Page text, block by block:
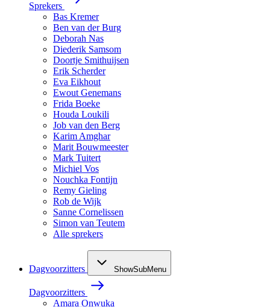
Sprekers
Bas Kremer
Ben van der Burg
Deborah Nas
Diederik Samsom
Doortje Smithuijsen
Erik Scherder
Eva Eikhout
Ewout Genemans
Frida Boeke
Houda Loukili
Job van den Berg
Karim Amghar
Marit Bouwmeester
Mark Tuitert
Michiel Vos
Nouchka Fontijn
Remy Gieling
Rob de Wijk
Sanne Cornelissen
Simon van Teutem
Alle sprekers
Dagvoorzitters ShowSubMenu
Dagvoorzitters
Amara Onwuka